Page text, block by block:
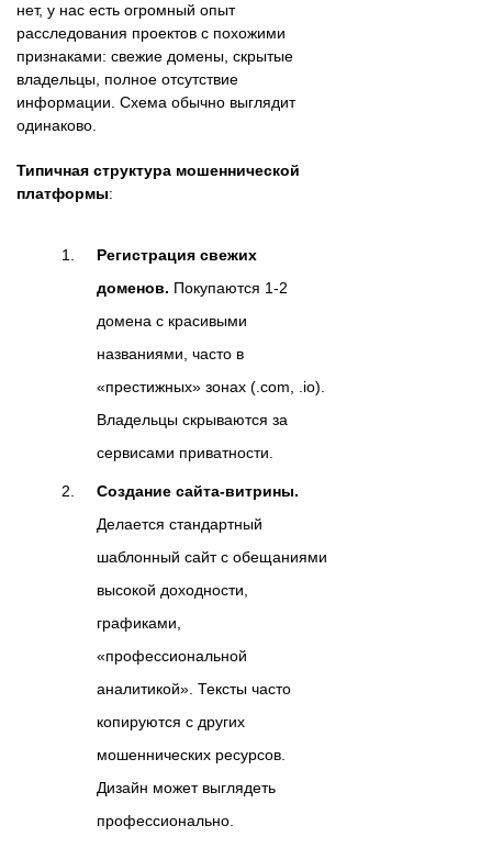
нет, у нас есть огромный опыт
расследования проектов с похожими
признаками: свежие домены, скрытые
владельцы, полное отсутствие
информации. Схема обычно выглядит
одинаково.
Типичная структура мошеннической
платформы:
Регистрация свежих
доменов. Покупаются 1-2
домена с красивыми
названиями, часто в
«престижных» зонах (.com, .io).
Владельцы скрываются за
сервисами приватности.
Создание сайта-витрины.
Делается стандартный
шаблонный сайт с обещаниями
высокой доходности,
графиками,
«профессиональной
аналитикой». Тексты часто
копируются с других
мошеннических ресурсов.
Дизайн может выглядеть
профессионально.